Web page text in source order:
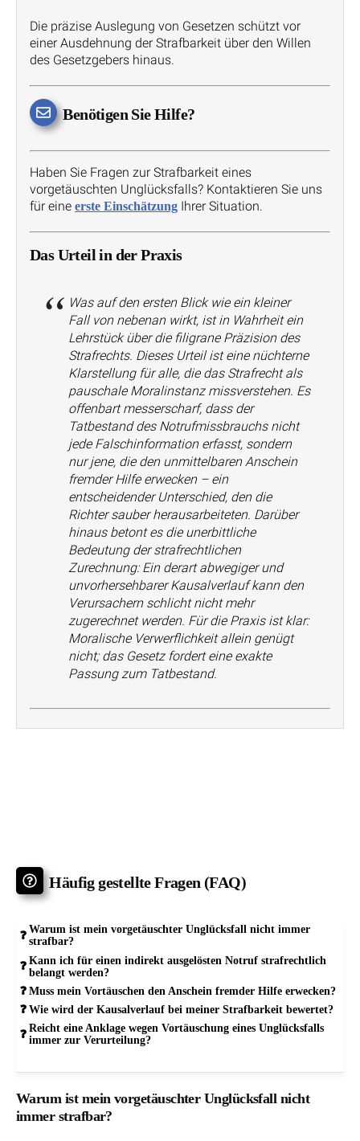
Die präzise Auslegung von Gesetzen schützt vor
einer Ausdehnung der Strafbarkeit über den Willen
des Gesetzgebers hinaus.
Benötigen Sie Hilfe?
Haben Sie Fragen zur Strafbarkeit eines
vorgetäuschten Unglücksfalls? Kontaktieren Sie uns
für eine erste Einschätzung Ihrer Situation.
Das Urteil in der Praxis
Was auf den ersten Blick wie ein kleiner
Fall von nebenan wirkt, ist in Wahrheit ein
Lehrstück über die filigrane Präzision des
Strafrechts. Dieses Urteil ist eine nüchterne
Klarstellung für alle, die das Strafrecht als
pauschale Moralinstanz missverstehen. Es
offenbart messerscharf, dass der
Tatbestand des Notrufmissbrauchs nicht
jede Falschinformation erfasst, sondern
nur jene, die den unmittelbaren Anschein
fremder Hilfe erwecken – ein
entscheidender Unterschied, den die
Richter sauber herausarbeiteten. Darüber
hinaus betont es die unerbittliche
Bedeutung der strafrechtlichen
Zurechnung: Ein derart abwegiger und
unvorhersehbarer Kausalverlauf kann den
Verursachern schlicht nicht mehr
zugerechnet werden. Für die Praxis ist klar:
Moralische Verwerflichkeit allein genügt
nicht; das Gesetz fordert eine exakte
Passung zum Tatbestand.
Häufig gestellte Fragen (FAQ)
Warum ist mein vorgetäuschter Unglücksfall nicht immer
strafbar?
Kann ich für einen indirekt ausgelösten Notruf strafrechtlich
belangt werden?
Muss mein Vortäuschen den Anschein fremder Hilfe erwecken?
Wie wird der Kausalverlauf bei meiner Strafbarkeit bewertet?
Reicht eine Anklage wegen Vortäuschung eines Unglücksfalls
immer zur Verurteilung?
Warum ist mein vorgetäuschter Unglücksfall nicht
immer strafbar?